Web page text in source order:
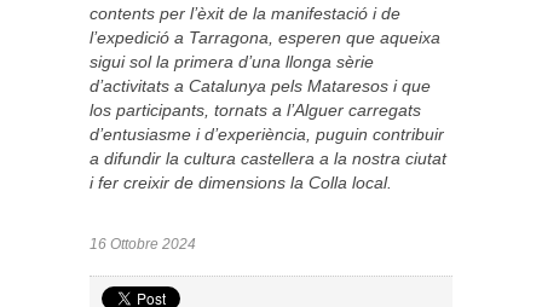
contents per l’èxit de la manifestació i de
l’expedició a Tarragona, esperen que aqueixa
sigui sol la primera d’una llonga sèrie
d’activitats a Catalunya pels Mataresos i que
los participants, tornats a l’Alguer carregats
d’entusiasme i d’experiència, puguin contribuir
a difundir la cultura castellera a la nostra ciutat
i fer creixir de dimensions la Colla local.
16 Ottobre 2024